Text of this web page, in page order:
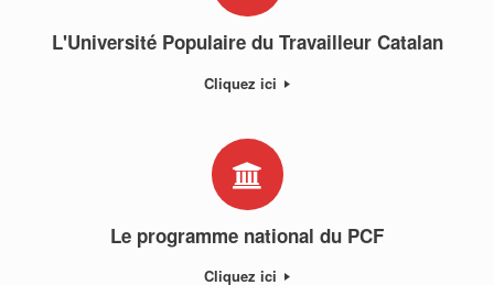
L'Université Populaire du Travailleur Catalan
Cliquez ici
Le programme national du PCF
Cliquez ici